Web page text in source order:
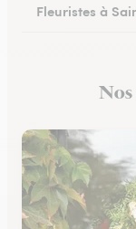
Fleuristes à
Fleuristes àNos